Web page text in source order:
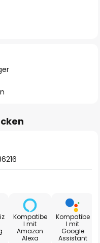
Kompatibe
l mit
Amazon
Alexa
Kompatibe
l mit
Google
Assistant